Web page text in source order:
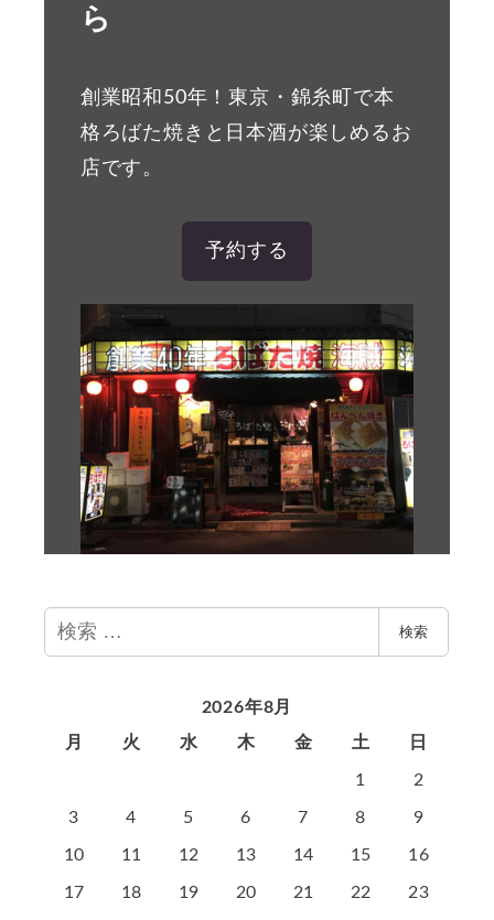
ら
創業昭和50年！東京・錦糸町で本
格ろばた焼きと日本酒が楽しめるお
店です。
予約する
検
索
検索
2026年8月
月
火 水 木 金 土 日
1 2
3 4 5 6 7 8 9
10 11 12 13 14 15 16
17 18 19 20 21 22 23